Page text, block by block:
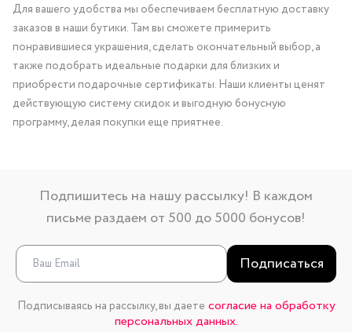
Для вашего удобства мы обеспечиваем бесплатную доставку
заказов в наши бутики. Там вы сможете примерить
понравившиеся украшения, сделать окончательный выбор, а
также подобрать идеальные подарки для близких и
приобрести подарочные сертификаты. Наши клиенты ценят
действующую систему скидок и выгодную бонусную
программу, делая покупки еще приятнее.
Подпишитесь на нашу рассылку! В каждом
письме раздаем от 500 до 5000 бонусов!
Подписаться
Подписываясь на рассылку, вы даете согласие на обработку
персональных данных.